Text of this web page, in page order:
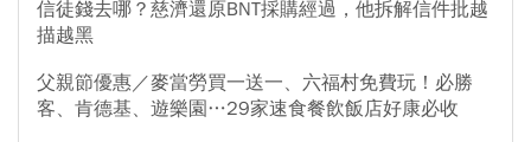
信徒錢去哪？慈濟還原BNT採購經過，他拆解信件批越
描越黑
父親節優惠／麥當勞買一送一、六福村免費玩！必勝
客、肯德基、遊樂園…29家速食餐飲飯店好康必收